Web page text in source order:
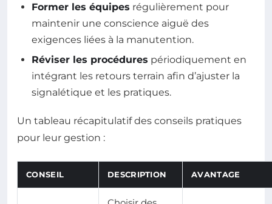
Former les équipes régulièrement pour
maintenir une conscience aiguë des
exigences liées à la manutention.
Réviser les procédures périodiquement en
intégrant les retours terrain afin d’ajuster la
signalétique et les pratiques.
Un tableau récapitulatif des conseils pratiques
pour leur gestion :
CONSEIL DESCRIPTION AVANTAGE